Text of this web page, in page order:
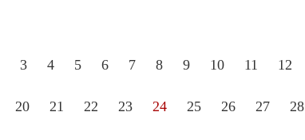
3 4 5 6 7 8 9 10 11 12
20 21 22 23 24 25 26 27 28